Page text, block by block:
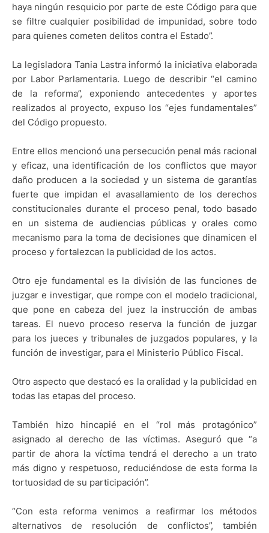
haya ningún resquicio por parte de este Código para que
se filtre cualquier posibilidad de impunidad, sobre todo
para quienes cometen delitos contra el Estado”.
La legisladora Tania Lastra informó la iniciativa elaborada
por Labor Parlamentaria. Luego de describir “el camino
de la reforma”, exponiendo antecedentes y aportes
realizados al proyecto, expuso los “ejes fundamentales”
del Código propuesto.
Entre ellos mencionó una persecución penal más racional
y eficaz, una identificación de los conflictos que mayor
daño producen a la sociedad y un sistema de garantías
fuerte que impidan el avasallamiento de los derechos
constitucionales durante el proceso penal, todo basado
en un sistema de audiencias públicas y orales como
mecanismo para la toma de decisiones que dinamicen el
proceso y fortalezcan la publicidad de los actos.
Otro eje fundamental es la división de las funciones de
juzgar e investigar, que rompe con el modelo tradicional,
que pone en cabeza del juez la instrucción de ambas
tareas. El nuevo proceso reserva la función de juzgar
para los jueces y tribunales de juzgados populares, y la
función de investigar, para el Ministerio Público Fiscal.
Otro aspecto que destacó es la oralidad y la publicidad en
todas las etapas del proceso.
También hizo hincapié en el “rol más protagónico”
asignado al derecho de las víctimas. Aseguró que “a
partir de ahora la víctima tendrá el derecho a un trato
más digno y respetuoso, reduciéndose de esta forma la
tortuosidad de su participación”.
“Con esta reforma venimos a reafirmar los métodos
alternativos de resolución de conflictos”, también